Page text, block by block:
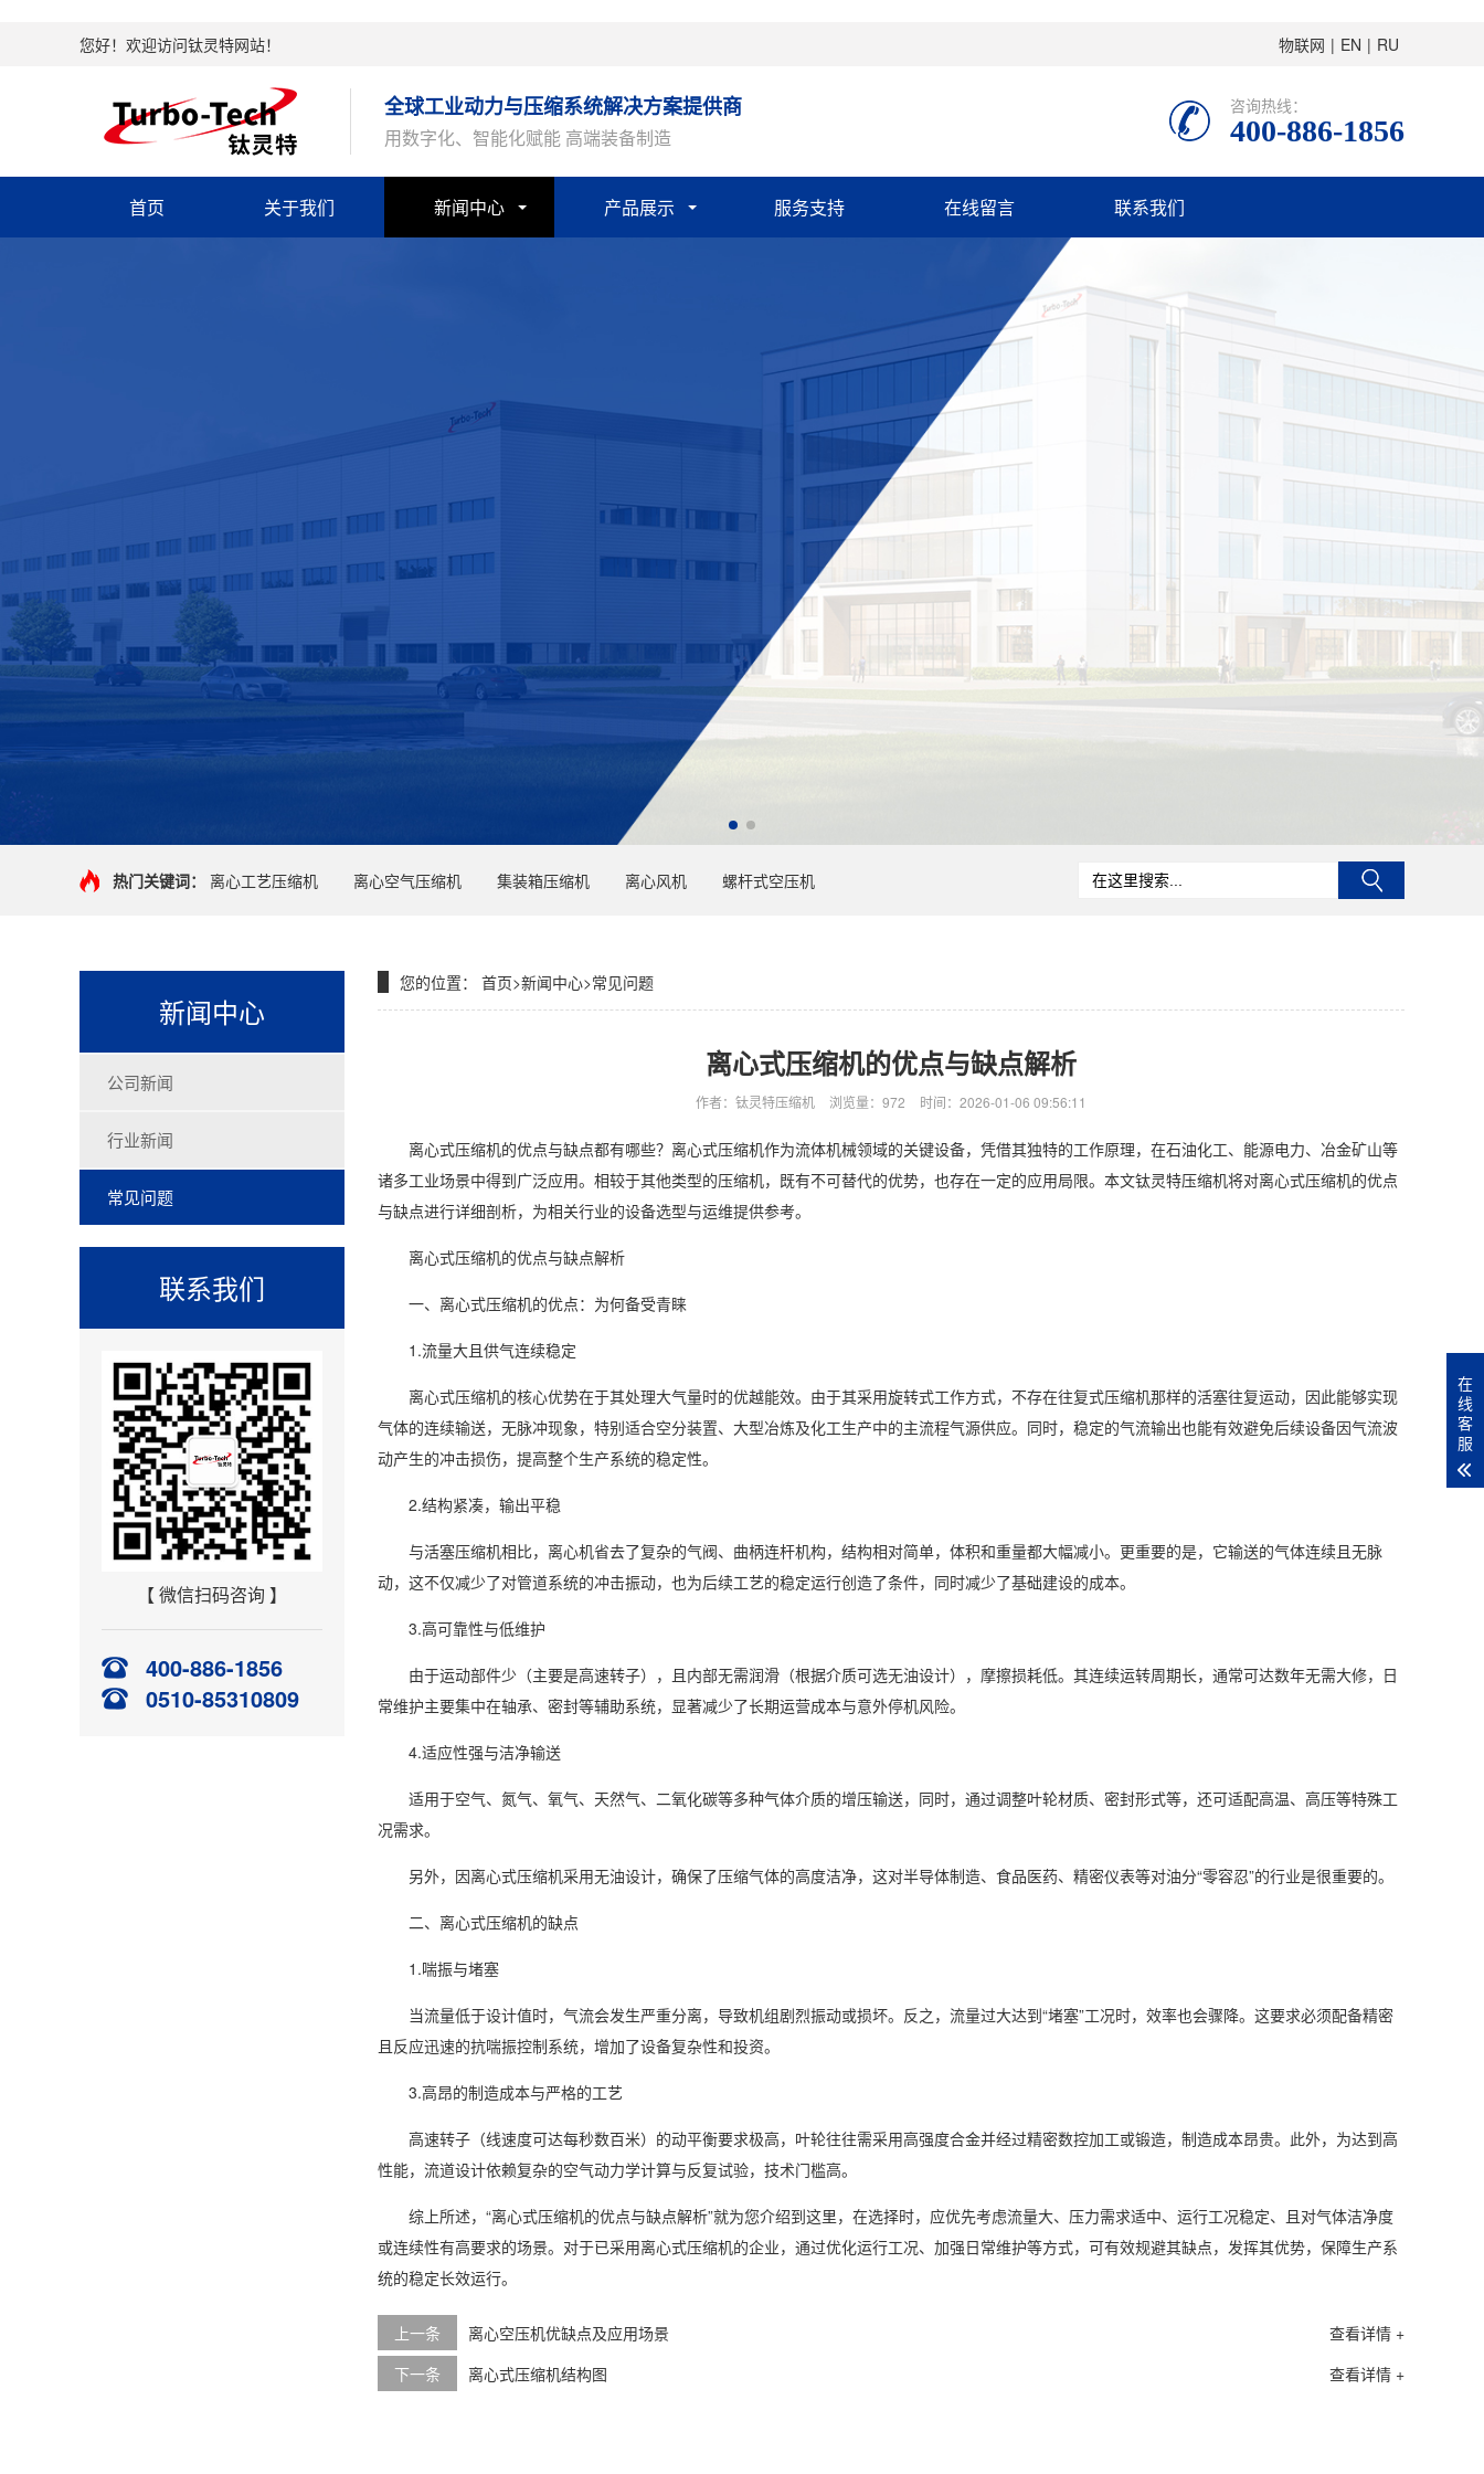
您好！欢迎访问钛灵特网站！ 物联网 | EN | RU
全球工业动力与压缩系统解决方案提供商
用数字化、智能化赋能 高端装备制造
咨询热线：
400-886-1856
首页 关于我们 新闻中心 产品展示 服务支持 在线留言 联系我们
热门关键词： 离心工艺压缩机 离心空气压缩机 集装箱压缩机 离心风机 螺杆式空压机
新闻中心
公司新闻
行业新闻
常见问题
联系我们
【 微信扫码咨询 】
400-886-1856
0510-85310809
您的位置： 首页>新闻中心>常见问题
离心式压缩机的优点与缺点解析
作者：钛灵特压缩机 浏览量：972 时间：2026-01-06 09:56:11
离心式压缩机的优点与缺点都有哪些？离心式压缩机作为流体机械领域的关键设备，凭借其独特的工作原理，在石油化工、能源电力、冶金矿山等
诸多工业场景中得到广泛应用。相较于其他类型的压缩机，既有不可替代的优势，也存在一定的应用局限。本文钛灵特压缩机将对离心式压缩机的优点
与缺点进行详细剖析，为相关行业的设备选型与运维提供参考。
离心式压缩机的优点与缺点解析
一、离心式压缩机的优点：为何备受青睐
1.流量大且供气连续稳定
离心式压缩机的核心优势在于其处理大气量时的优越能效。由于其采用旋转式工作方式，不存在往复式压缩机那样的活塞往复运动，因此能够实现
气体的连续输送，无脉冲现象，特别适合空分装置、大型冶炼及化工生产中的主流程气源供应。同时，稳定的气流输出也能有效避免后续设备因气流波
动产生的冲击损伤，提高整个生产系统的稳定性。
2.结构紧凑，输出平稳
与活塞压缩机相比，离心机省去了复杂的气阀、曲柄连杆机构，结构相对简单，体积和重量都大幅减小。更重要的是，它输送的气体连续且无脉
动，这不仅减少了对管道系统的冲击振动，也为后续工艺的稳定运行创造了条件，同时减少了基础建设的成本。
3.高可靠性与低维护
由于运动部件少（主要是高速转子），且内部无需润滑（根据介质可选无油设计），摩擦损耗低。其连续运转周期长，通常可达数年无需大修，日
常维护主要集中在轴承、密封等辅助系统，显著减少了长期运营成本与意外停机风险。
4.适应性强与洁净输送
适用于空气、氮气、氧气、天然气、二氧化碳等多种气体介质的增压输送，同时，通过调整叶轮材质、密封形式等，还可适配高温、高压等特殊工
况需求。
另外，因离心式压缩机采用无油设计，确保了压缩气体的高度洁净，这对半导体制造、食品医药、精密仪表等对油分“零容忍”的行业是很重要的。
二、离心式压缩机的缺点
1.喘振与堵塞
当流量低于设计值时，气流会发生严重分离，导致机组剧烈振动或损坏。反之，流量过大达到“堵塞”工况时，效率也会骤降。这要求必须配备精密
且反应迅速的抗喘振控制系统，增加了设备复杂性和投资。
3.高昂的制造成本与严格的工艺
高速转子（线速度可达每秒数百米）的动平衡要求极高，叶轮往往需采用高强度合金并经过精密数控加工或锻造，制造成本昂贵。此外，为达到高
性能，流道设计依赖复杂的空气动力学计算与反复试验，技术门槛高。
综上所述，“离心式压缩机的优点与缺点解析”就为您介绍到这里，在选择时，应优先考虑流量大、压力需求适中、运行工况稳定、且对气体洁净度
或连续性有高要求的场景。对于已采用离心式压缩机的企业，通过优化运行工况、加强日常维护等方式，可有效规避其缺点，发挥其优势，保障生产系
统的稳定长效运行。
上一条 查看详情 +
离心空压机优缺点及应用场景
下一条
查看详情 +
离心式压缩机结构图
在
线
客
服